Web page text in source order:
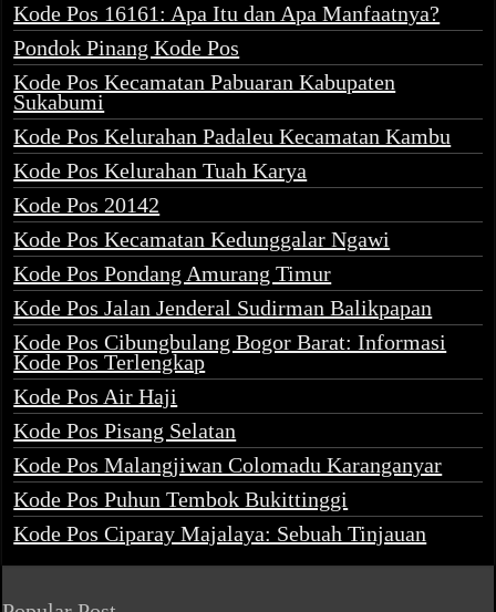
Kode Pos 16161: Apa Itu dan Apa Manfaatnya?
Pondok Pinang Kode Pos
Kode Pos Kecamatan Pabuaran Kabupaten
Sukabumi
Kode Pos Kelurahan Padaleu Kecamatan Kambu
Kode Pos Kelurahan Tuah Karya
Kode Pos 20142
Kode Pos Kecamatan Kedunggalar Ngawi
Kode Pos Pondang Amurang Timur
Kode Pos Jalan Jenderal Sudirman Balikpapan
Kode Pos Cibungbulang Bogor Barat: Informasi
Kode Pos Terlengkap
Kode Pos Air Haji
Kode Pos Pisang Selatan
Kode Pos Malangjiwan Colomadu Karanganyar
Kode Pos Puhun Tembok Bukittinggi
Kode Pos Ciparay Majalaya: Sebuah Tinjauan